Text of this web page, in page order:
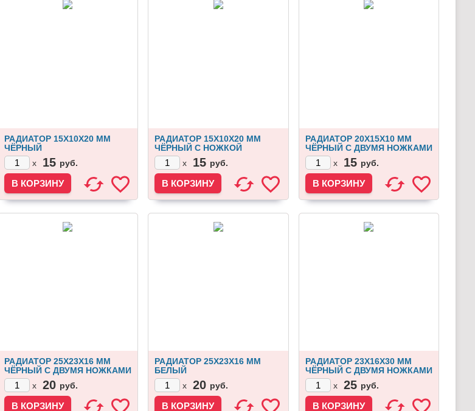
РАДИАТОР 15Х10Х20 ММ
ЧЁРНЫЙ
x
15 руб.
РАДИАТОР 15Х10Х20 ММ
ЧЁРНЫЙ С НОЖКОЙ
x
15 руб.
РАДИАТОР 20Х15Х10 ММ
ЧЁРНЫЙ С ДВУМЯ НОЖКАМИ
x
15 руб.
РАДИАТОР 25Х23Х16 ММ
ЧЁРНЫЙ С ДВУМЯ НОЖКАМИ
x
20 руб.
РАДИАТОР 25Х23Х16 ММ
БЕЛЫЙ
x
20 руб.
РАДИАТОР 23Х16Х30 ММ
ЧЁРНЫЙ С ДВУМЯ НОЖКАМИ
x
25 руб.